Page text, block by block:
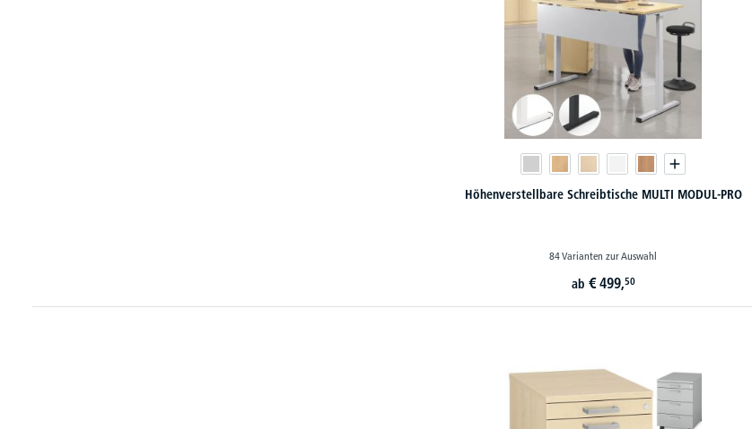
Höhenverstellbare Schreibtische MULTI MODUL-PRO
84 Varianten zur Auswahl
ab € 499,50